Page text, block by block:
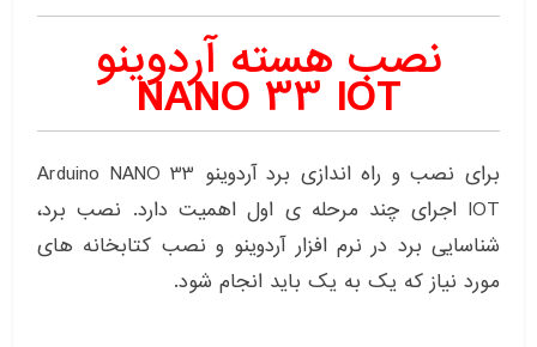
نصب هسته آردوینو
NANO 33 IOT
برای نصب و راه اندازی برد آردوینو Arduino NANO 33
IOT اجرای چند مرحله ی اول اهمیت دارد. نصب برد،
شناسایی برد در نرم افزار آردوینو و نصب کتابخانه های
مورد نیاز که یک به یک باید انجام شود.